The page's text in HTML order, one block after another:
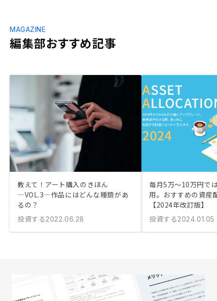
編集部おすすめ記事
MAGAZINE
教えて！アート購入のきほん
―VOL.3―作品にはどんな種類があ
るの？
投資する2022.06.28
毎月5万〜10万円で
用。おすすめの資産
【2024年改訂版】
投資する2024.01.05